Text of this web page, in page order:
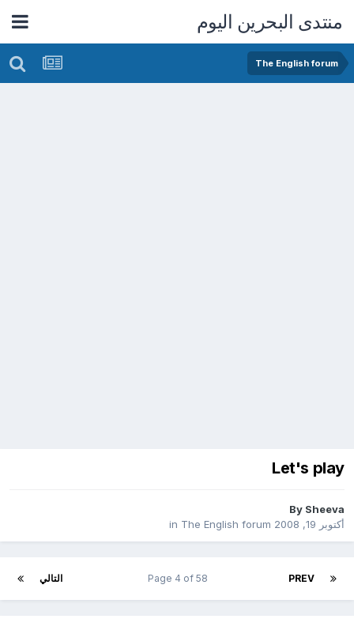
منتدى البحرين اليوم
The English forum
Let's play
BySheeva
أكتوبر 19, 2008
in
The English forum
PREV التالي Page 4 of 58